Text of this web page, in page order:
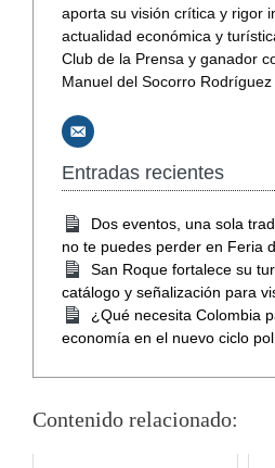
aporta su visión crítica y rigor
actualidad económica y
Club de la Prensa y ganador
Manuel del Socorro Rodríguez
Entradas recientes
Dos eventos, una sola
no te puedes perder en Feria
San Roque fortalece su
catálogo y señalización para
¿Qué necesita Colombia
economía en el nuevo ciclo
Contenido relacionado: